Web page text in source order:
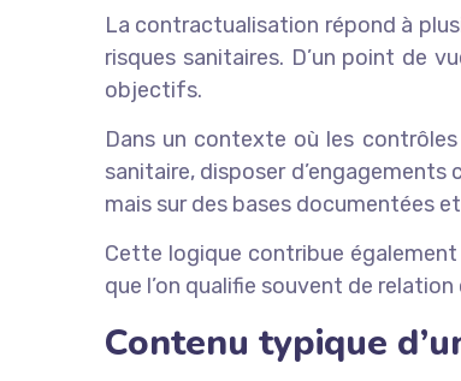
La contractualisation répond à
risques sanitaires. D’un point de
objectifs.
Dans un contexte où les
sanitaire, disposer
mais sur des bases documentées
Cette logique contribue
que l’on qualifie souvent de
Contenu typique